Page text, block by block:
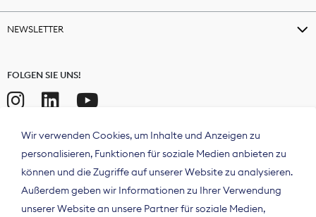
NEWSLETTER
FOLGEN SIE UNS!
Wir verwenden Cookies, um Inhalte und Anzeigen zu
personalisieren, Funktionen für soziale Medien anbieten zu
können und die Zugriffe auf unserer Website zu analysieren.
Außerdem geben wir Informationen zu Ihrer Verwendung
unserer Website an unsere Partner für soziale Medien,